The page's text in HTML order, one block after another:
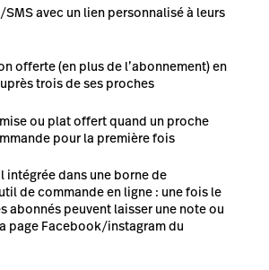
SMS avec un lien personnalisé à leurs
offerte (en plus de l’abonnement) en
trois de ses proches
ou plat offert quand un proche
pour la première fois
intégrée dans une borne de
de commande en ligne : une fois le
abonnés peuvent laisser une note ou
page Facebook/instagram du